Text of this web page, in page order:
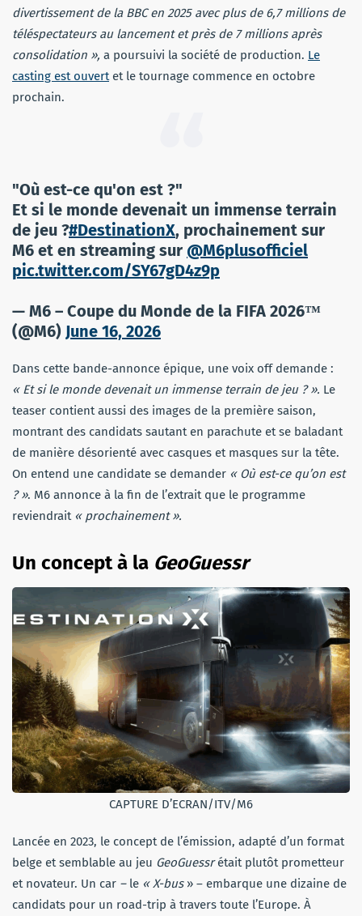
divertissement de la BBC en 2025 avec plus de 6,7 millions de
téléspectateurs au lancement et près de 7 millions après
consolidation », a poursuivi la société de production. Le
casting est ouvertet le tournage commence en octobre
prochain.
"Où est-ce qu'on est ?"
Et si le monde devenait un immense terrain
de jeu ?#DestinationX, prochainement sur
M6 et en streaming sur @M6plusofficiel
pic.twitter.com/SY67gD4z9p
— M6 – Coupe du Monde de la FIFA 2026™
(@M6) June 16, 2026
Dans cette bande-annonce épique, une voix off demande :
« Et si le monde devenait un immense terrain de jeu ? ». Le
teaser contient aussi des images de la première saison,
montrant des candidats sautant en parachute et se baladant
de manière désorienté avec casques et masques sur la tête.
On entend une candidate se demander « Où est-ce qu’on est
? ». M6 annonce à la fin de l’extrait que le programme
reviendrait « prochainement ».
Un concept à la GeoGuessr
CAPTURE D’ECRAN/ITV/M6
Lancée en 2023, le concept de l’émission, adapté d’un format
belge et semblable au jeu GeoGuessrétait plutôt prometteur
et novateur. Un car – le « X-bus» – embarque une dizaine de
candidats pour un road-trip à travers toute l’Europe. À